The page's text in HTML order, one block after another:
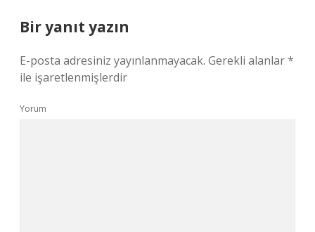
Bir yanıt yazın
E-posta adresiniz yayınlanmayacak. Gerekli alanlar*
ile işaretlenmişlerdir
Yorum